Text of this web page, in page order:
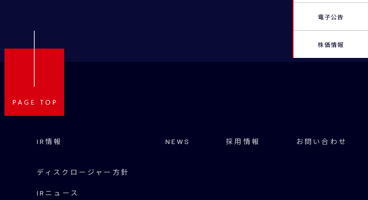
電子公告
株価情報
IR情報
ディスクロージャー方針
IRニュース
NEWS 採用情報 お問い合わせ